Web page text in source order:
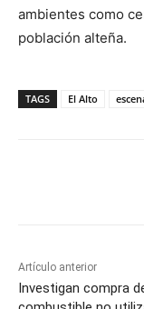
ambientes como
población alteña.
TAGS El Alto
Artículo anterior
Investigan compra